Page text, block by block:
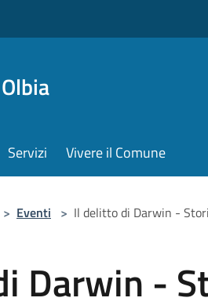
Servizi Vivere il Comune
> Eventi > Il delitto di Darwin -
Darwin -